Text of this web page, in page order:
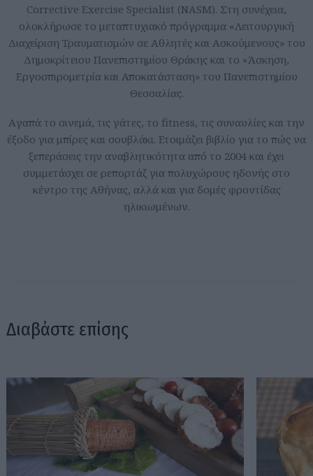
Corrective Exercise Specialist (NASM). Στη συνέχεια,
ολοκλήρωσε το μεταπτυχιακό πρόγραμμα «Λειτουργική
Διαχείριση Τραυματισμών σε Αθλητές και Ασκούμενους» του
Δημοκρίτειου Πανεπιστημίου Θράκης και το «Άσκηση,
Εργοσπιρομετρία και Αποκατάσταση» του Πανεπιστημίου
Θεσσαλίας.
Aγαπά το σινεμά, τις γάτες, το fitness, τις συναυλίες και την
έξοδο για μπίρες και σουβλάκι. Ετοιμάζει βιβλίο για το πώς να
ξεπεράσεις την αναβλητικότητα από το 2004 και έχει
συμμετάσχει σε ρεπορτάζ για πολυχώρους ηδονής στο
κέντρο της Αθήνας, αλλά και για δομές φροντίδας
ηλικιωμένων.
Διαβάστε επίσης